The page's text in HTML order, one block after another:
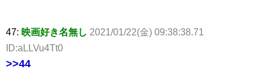
47: 映画好き名無し 2021/01/22(金) 09:38:38.71
ID:aLLVu4Tt0
>>44